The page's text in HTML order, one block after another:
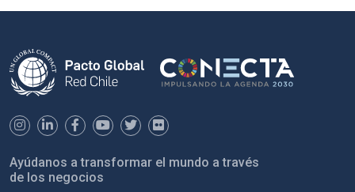
Ayúdanos a transformar el mundo a través
de los negocios